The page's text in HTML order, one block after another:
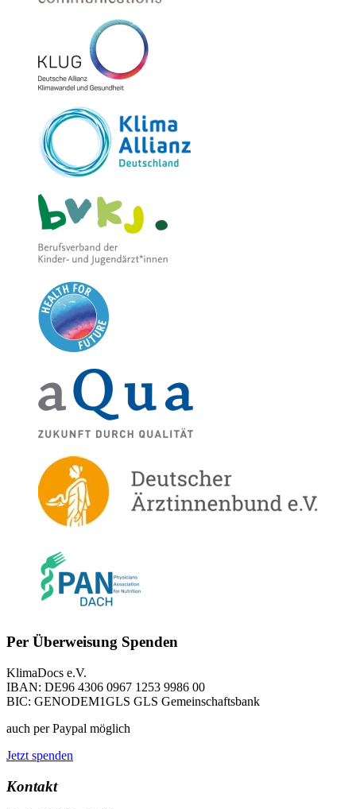
Per Überweisung Spenden
KlimaDocs e.V.
IBAN: DE96 4306 0967 1253 9986 00
BIC: GENODEM1GLS GLS Gemeinschaftsbank
auch per Paypal möglich
Jetzt spenden
Kontakt